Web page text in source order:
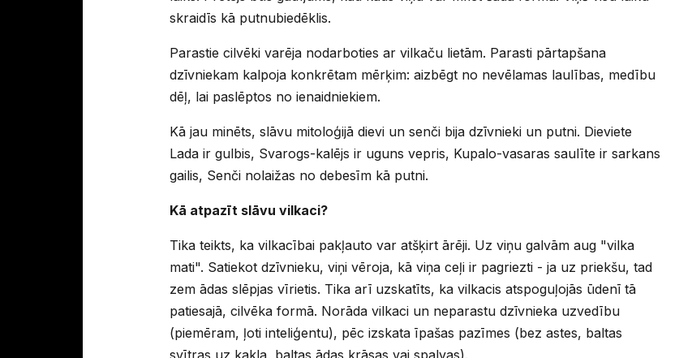
skraidīs kā putnubiedēklis.
Parastie cilvēki varēja nodarboties ar vilkaču lietām. Parasti pārtapšana
dzīvniekam kalpoja konkrētam mērķim: aizbēgt no nevēlamas laulības, medību
dēļ, lai paslēptos no ienaidniekiem.
Kā jau minēts, slāvu mitoloģijā dievi un senči bija dzīvnieki un putni. Dieviete
Lada ir gulbis, Svarogs-kalējs ir uguns vepris, Kupalo-vasaras saulīte ir sarkans
gailis, Senči nolaižas no debesīm kā putni.
Kā atpazīt slāvu vilkaci?
Tika teikts, ka vilkacībai pakļauto var atšķirt ārēji. Uz viņu galvām aug "vilka
mati". Satiekot dzīvnieku, viņi vēroja, kā viņa ceļi ir pagriezti - ja uz priekšu, tad
zem ādas slēpjas vīrietis. Tika arī uzskatīts, ka vilkacis atspoguļojās ūdenī tā
patiesajā, cilvēka formā. Norāda vilkaci un neparastu dzīvnieka uzvedību
(piemēram, ļoti inteliģentu), pēc izskata īpašas pazīmes (bez astes, baltas
svītras uz kakla, baltas ādas krāsas vai spalvas).